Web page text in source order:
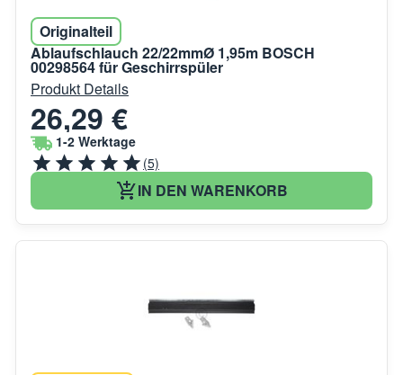
Originalteil
Ablaufschlauch 22/22mmØ 1,95m BOSCH
00298564 für Geschirrspüler
Produkt Details
26,29 €
1-2 Werktage
(5)
IN DEN WARENKORB